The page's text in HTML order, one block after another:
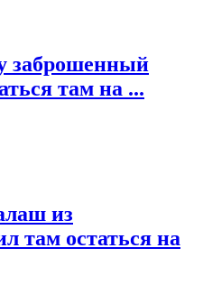
заброшенный
там на ...
из
там остаться на